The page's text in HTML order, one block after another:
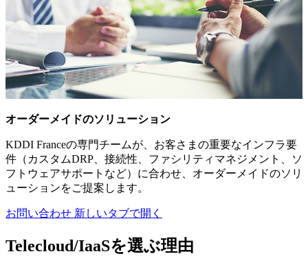
オーダーメイドのソリューション
KDDI Franceの専門チームが、お客さまの重要なインフラ要
件（カスタムDRP、接続性、ファシリティマネジメント、ソ
フトウェアサポートなど）に合わせ、オーダーメイドのソリ
ューションをご提案します。
お問い合わせ 新しいタブで開く
Telecloud/IaaSを選ぶ理由